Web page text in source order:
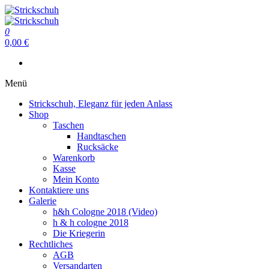
Zum
Inhalt
springen
Strickschuh
Strickschuh
0
0,00 €
Menü
Strickschuh, Eleganz für jeden Anlass
Shop
Taschen
Handtaschen
Rucksäcke
Warenkorb
Kasse
Mein Konto
Kontaktiere uns
Galerie
h&h Cologne 2018 (Video)
h & h cologne 2018
Die Kriegerin
Rechtliches
AGB
Versandarten